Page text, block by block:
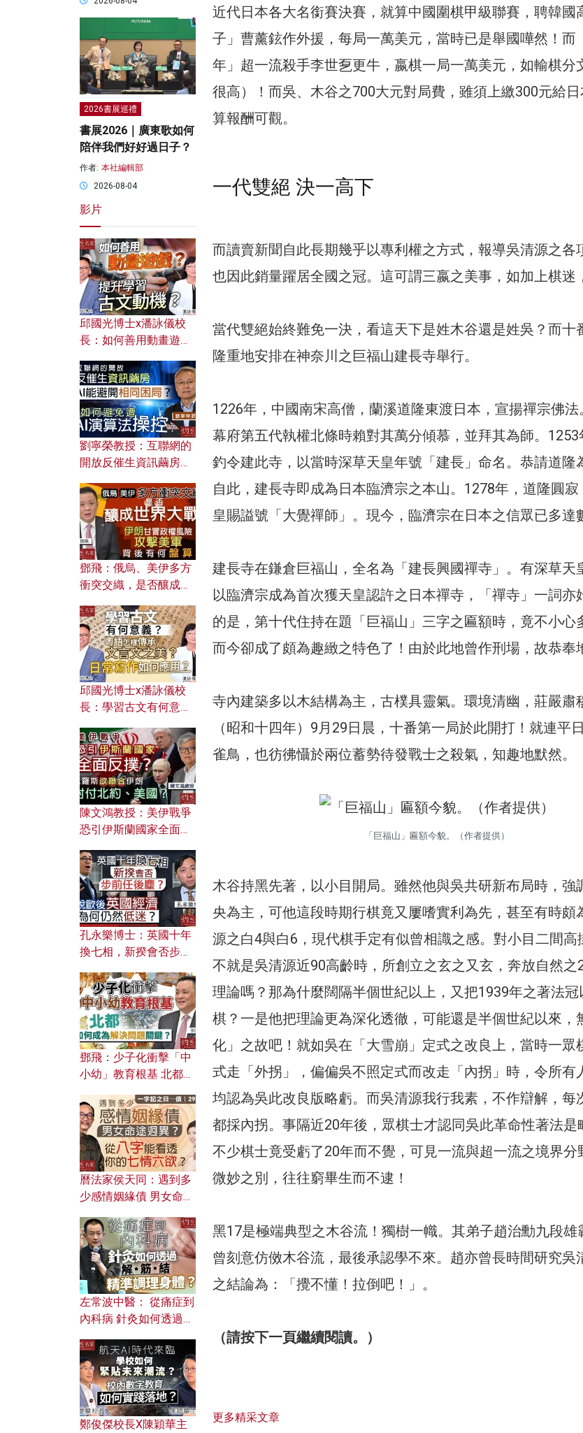
近代日本各大名銜賽決賽，就算中國圍棋甲級聯賽，聘韓國
子」曹薰鉉作外援，每局一萬美元，當時已是舉國嘩然！而
年」超一流殺手李世乭更牛，嬴棋一局一萬美元，如輸棋分
很高）！而吳、木谷之700大元對局費，雖須上繳300元給
算報酬可觀。
一代雙絕 決一高下
而讀賣新聞自此長期幾乎以專利權之方式，報導吳清源之各
也因此銷量躍居全國之冠。這可謂三嬴之美事，如加上棋迷
當代雙絕始終難免一決，看這天下是姓木谷還是姓吳？而十
隆重地安排在神奈川之巨福山建長寺舉行。
1226年，中國南宋高僧，蘭溪道隆東渡日本，宣揚禪宗佛法
幕府第五代執權北條時賴對其萬分傾慕，並拜其為師。
釣令建此寺，以當時深草天皇年號「建長」命名。恭請道隆
自此，建長寺即成為日本臨濟宗之本山。1278年，道隆圓寂
皇賜謚號「大覺禪師」。現今，臨濟宗在日本之信眾已多達
建長寺在鎌倉巨福山，全名為「建長興國禪寺」。有深草天
以臨濟宗成為首次獲天皇認許之日本禪寺，「禪寺」一詞亦
的是，第十代住持在題「巨福山」三字之匾額時，竟不小心
而今卻成了頗為趣緻之特色了！由於此地曾作刑場，故恭奉
寺內建築多以木結構為主，古樸具靈氣。環境清幽，莊嚴肅
（昭和十四年）9月29日晨，十番第一局於此開打！就連平
雀鳥，也彷彿懾於兩位蓄勢待發戰士之殺氣，知趣地默然。
「巨福山」匾額今貌。（作者提供）
木谷持黑先著，以小目開局。雖然他與吳共研新布局時，強
央為主，可他這段時期行棋竟又屢嗜實利為先，甚至有時頗
源之白4與白6，現代棋手定有似曾相識之感。對小目二間高
不就是吳清源近90高齡時，所創立之玄之又玄，奔放自然之
理論嗎？那為什麼闊隔半個世紀以上，又把1939年之著法冠
棋？一是他把理論更為深化透徹，可能還是半個世紀以來，
化」之故吧！就如吳在「大雪崩」定式之改良上，當時一眾
式走「外拐」，偏偏吳不照定式而改走「內拐」時，令所有
均認為吳此改良版略虧。而吳清源我行我素，不作辯解，每
都採內拐。事隔近20年後，眾棋士才認同吳此革命性著法是
不少棋士竟受虧了20年而不覺，可見一流與超一流之境界分
微妙之別，往往窮畢生而不逮！
黑17是極端典型之木谷流！獨樹一幟。其弟子趙治勳九段雄
曾刻意仿傚木谷流，最後承認學不來。趙亦曾長時間研究吳
之結論為：「攪不懂！拉倒吧！」。
（請按下一頁繼續閱讀。）
更多精采文章
2026書展巡禮
書展2026｜廣東歌如何
陪伴我們好好過日子？
作者: 本社編輯部
2026-08-04
影片
邱國光博士x潘詠儀校
長：如何善用動畫遊戲
劉寧榮教授：互聯網的
開放反催生資訊繭房，
何避免遭AI演算法操
控？
鄧飛：俄烏、美伊多方
衝突交織，是否釀成世
風險攻擊美軍，背後有
何盤算？
邱國光博士x潘詠儀校
長：學習古文有何意
文之美？ 日常寫作如何
應用？
陳文鴻教授：美伊戰爭
恐引伊斯蘭國家全面反
對付北約美國？
孔永樂博士：英國十年
換七相，新揆會否步前
濟為何仍然低迷？
鄧飛：少子化衝擊「中
小幼」教育根基 北都如
曆法家侯天同：遇到多
少感情姻緣債 男女命途
的七情六欲？
左常波中醫： 從痛症到
內科病 針灸如何透過解
鄭俊傑校長X陳穎華主